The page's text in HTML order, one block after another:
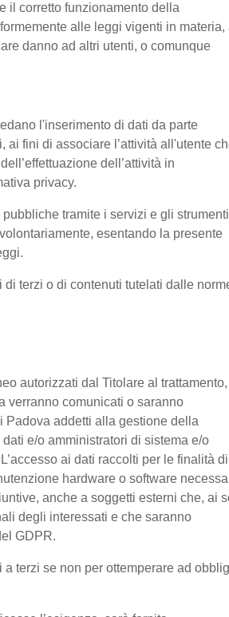
il corretto funzionamento della
alle leggi vigenti in materia,
danno ad altri utenti, o comunque
l'inserimento di dati da parte
ai fini di associare l’attività all'utente
dell’attività in
privacy.
tramite i servizi e gli strumenti
esentando la presente
terzi o di contenuti tutelati dalle
autorizzati dal Titolare al
verranno comunicati o saranno
Padova addetti alla gestione della
e/o amministratori di sistema e/o
ai dati raccolti per le finalità di
hardware o software
anche a soggetti esterni che, ai
degli interessati e che saranno
GDPR.
terzi se non per ottemperare ad